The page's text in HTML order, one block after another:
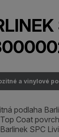
a vinylové
podlaha
Coat
SPC